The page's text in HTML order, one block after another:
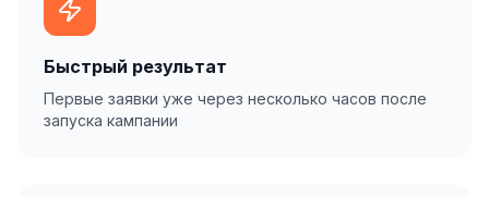
Быстрый результат
Первые заявки уже через несколько часов после
запуска кампании